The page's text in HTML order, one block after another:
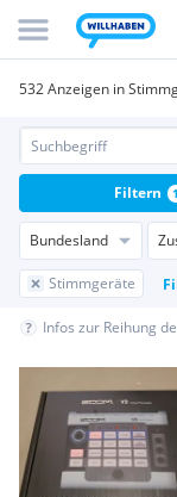
532 Anzeigen in
Bundesland
Stimmgeräte
Filtern 1
Infos zur Reihung